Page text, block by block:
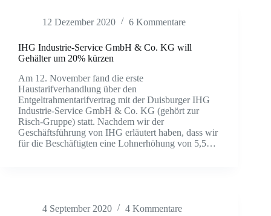
12 Dezember 2020 6 Kommentare
IHG Industrie-Service GmbH & Co. KG will
Gehälter um 20% kürzen
Am 12. November fand die erste
Haustarifverhandlung über den
Entgeltrahmentarifvertrag mit der Duisburger IHG
Industrie-Service GmbH & Co. KG (gehört zur
Risch-Gruppe) statt. Nachdem wir der
Geschäftsführung von IHG erläutert haben, dass wir
für die Beschäftigten eine Lohnerhöhung von 5,5…
4 September 2020 4 Kommentare